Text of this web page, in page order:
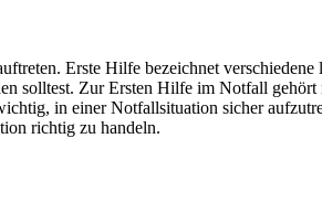
Erste Hilfe bezeichnet
solltest. Zur Ersten Hilfe im Notfall
in einer Notfallsituation sicher
richtig zu handeln.